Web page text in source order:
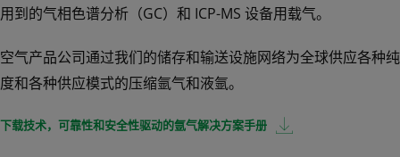
用到的气相色谱分析（GC）和 ICP-MS 设备用载气。
空气产品公司通过我们的储存和输送设施网络为全球供应各种纯
度和各种供应模式的压缩氩气和液氩。
下载技术，可靠性和安全性驱动的氩气解决方案手册